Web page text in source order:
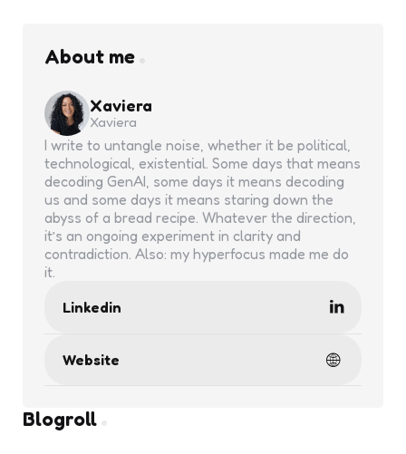
About me
Xaviera
Xaviera
I write to untangle noise, whether it be political,
technological, existential. Some days that means
decoding GenAI, some days it means decoding
us and some days it means staring down the
abyss of a bread recipe. Whatever the direction,
it’s an ongoing experiment in clarity and
contradiction. Also: my hyperfocus made me do
it.
Linkedin
Website
Blogroll